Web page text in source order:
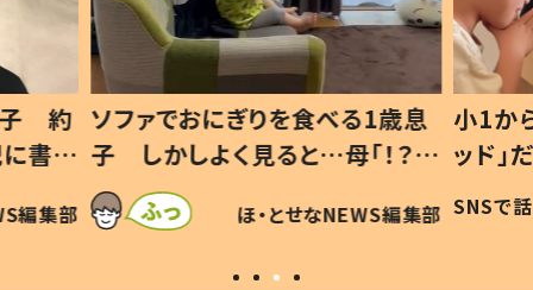
歳息
？」
編集部
小1から不登校、息子は「ギフテ
ッド」だった 父が“ウチ給食”を
作り続ける理由とは #令和の親
#令和の子
SNSで話題 ほ・とせなNEWS編集部
ひ孫
が、抱
「涙
い」